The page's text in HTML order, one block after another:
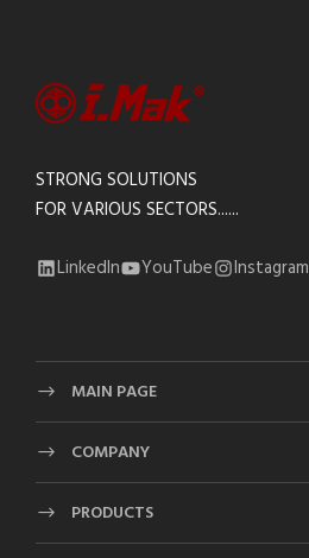
STRONG SOLUTIONS
FOR VARIOUS SECTORS......
LinkedIn YouTube Instagram
MAIN PAGE
COMPANY
PRODUCTS